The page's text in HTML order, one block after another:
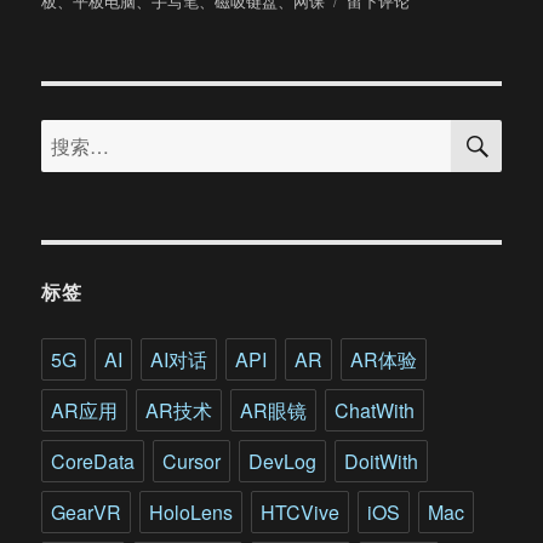
专
平
华
搜
索：
搜
标签
5G AI AI对话 API AR
AR体验
AR应用
AR技术 AR眼镜
ChatWith
CoreData
Cursor DevLog
DoitWith
GearVR
HoloLens HTCVive iOS Mac